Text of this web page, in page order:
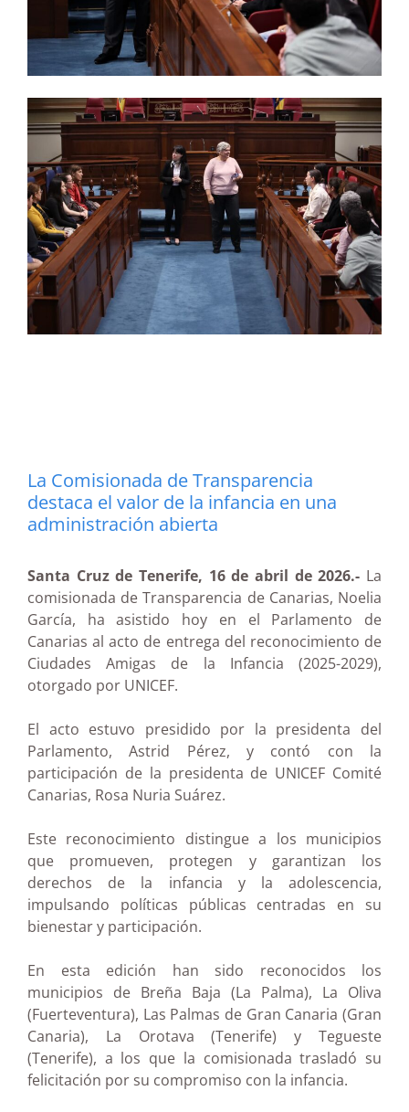
La Comisionada de Transparencia
destaca el valor de la infancia en una
administración abierta
Santa Cruz de Tenerife, 16 de abril de 2026.- La
comisionada de Transparencia de Canarias, Noelia
García, ha asistido hoy en el Parlamento de
Canarias al acto de entrega del reconocimiento de
Ciudades Amigas de la Infancia (2025-2029),
otorgado por UNICEF.
El acto estuvo presidido por la presidenta del
Parlamento, Astrid Pérez, y contó con la
participación de la presidenta de UNICEF Comité
Canarias, Rosa Nuria Suárez.
Este reconocimiento distingue a los municipios
que promueven, protegen y garantizan los
derechos de la infancia y la adolescencia,
impulsando políticas públicas centradas en su
bienestar y participación.
En esta edición han sido reconocidos los
municipios de Breña Baja (La Palma), La Oliva
(Fuerteventura), Las Palmas de Gran Canaria (Gran
Canaria), La Orotava (Tenerife) y Tegueste
(Tenerife), a los que la comisionada trasladó su
felicitación por su compromiso con la infancia.